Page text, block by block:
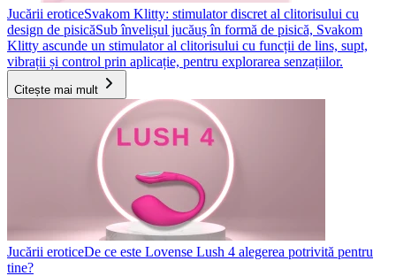
Jucării eroticeSvakom Klitty: stimulator discret al clitorisului cu
design de pisicăSub învelișul jucăuș în formă de pisică, Svakom
Klitty ascunde un stimulator al clitorisului cu funcții de lins, supt,
vibrații și control prin aplicație, pentru explorarea senzațiilor.
Citește mai mult
Jucării eroticeDe ce este Lovense Lush 4 alegerea potrivită pentru
tine?